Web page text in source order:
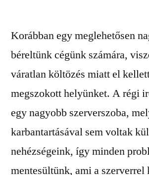
Korábban egy meglehetősen
béreltünk cégünk számára,
váratlan költözés miatt el
megszokott helyünket. A régi
egy nagyobb szerverszoba,
karbantartásával sem voltak
nehézségeink, így minden
mentesültünk, ami a szerverrel